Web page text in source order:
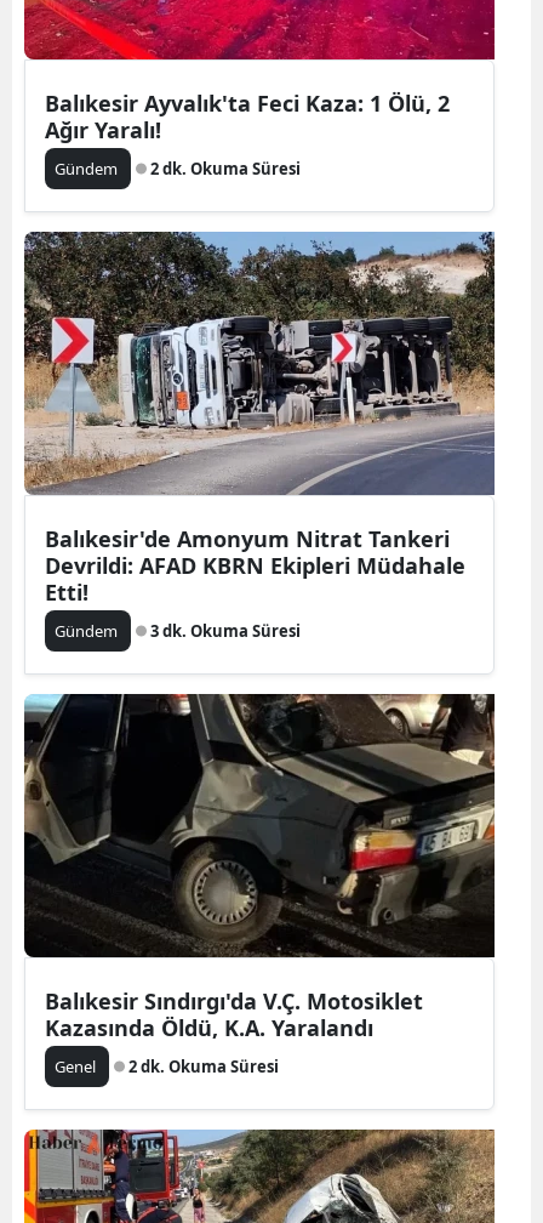
Balıkesir Ayvalık'ta Feci Kaza: 1 Ölü, 2
Ağır Yaralı!
Gündem 2 dk. Okuma Süresi
Balıkesir'de Amonyum Nitrat Tankeri
Devrildi: AFAD KBRN Ekipleri Müdahale
Etti!
Gündem 3 dk. Okuma Süresi
Balıkesir Sındırgı'da V.Ç. Motosiklet
Kazasında Öldü, K.A. Yaralandı
Genel 2 dk. Okuma Süresi